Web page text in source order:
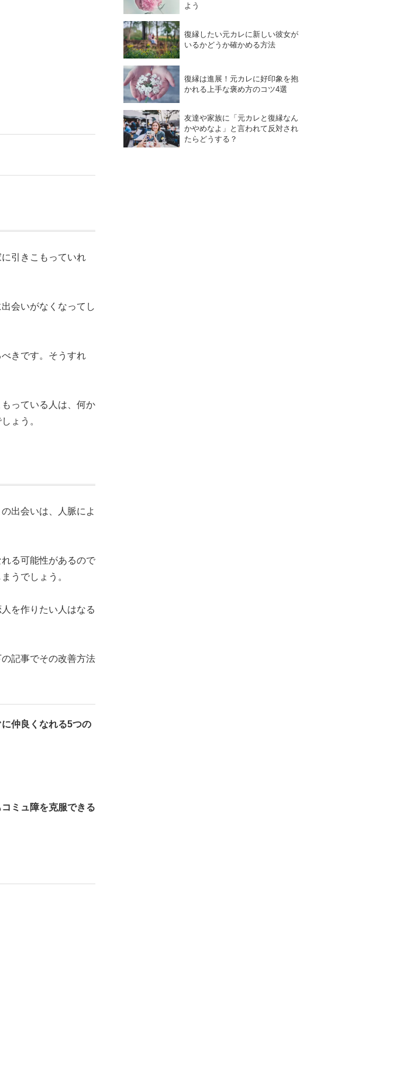
引きこもっていれ
会いがなくなってし
きです。そうすれ
っている人は、何か
ょう。
出会いは、人脈によ
る可能性があるので
うでしょう。
を作りたい人はなる
記事でその改善方法
仲良くなれる5つの
ミュ障を克服できる
よう
復縁したい元カレに新しい彼女が
いるかどうか確かめる方法
復縁は進展！元カレに好印象を抱
かれる上手な褒め方のコツ4選
友達や家族に「元カレと復縁なん
かやめなよ」と言われて反対され
たらどうする？